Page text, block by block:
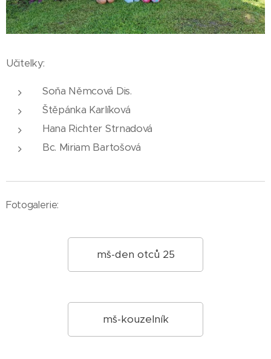
Učitelky:
Soňa Němcová Dis.
Štěpánka Karlíková
Hana Richter Strnadová
Bc. Miriam Bartošová
Fotogalerie:
mš-den otců 25
mš-kouzelník